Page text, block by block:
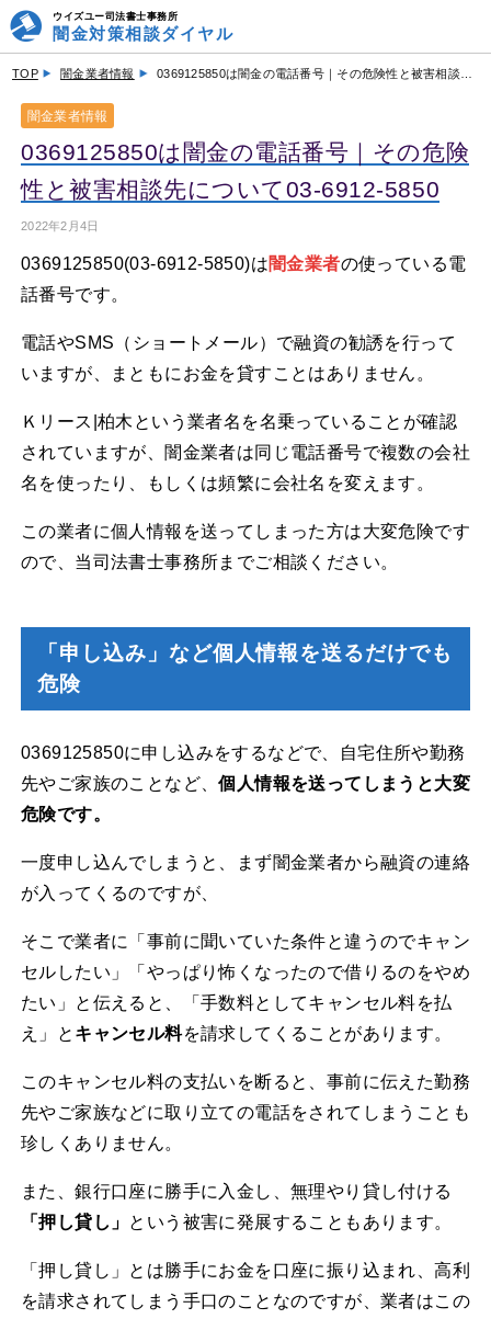
ウイズユー司法書士事務所
闇金対策相談ダイヤル
TOP 闇金業者情報 0369125850は闇金の電話番号｜その危険性と被害相談先について03-6912-5850
闇金業者情報
0369125850は闇金の電話番号｜その危険
性と被害相談先について03-6912-5850
2022年2月4日
0369125850(03-6912-5850)は闇金業者の使っている電
話番号です。
電話やSMS（ショートメール）で融資の勧誘を行って
いますが、まともにお金を貸すことはありません。
Ｋリース|柏木という業者名を名乗っていることが確認
されていますが、闇金業者は同じ電話番号で複数の会社
名を使ったり、もしくは頻繁に会社名を変えます。
この業者に個人情報を送ってしまった方は大変危険です
ので、当司法書士事務所までご相談ください。
「申し込み」など個人情報を送るだけでも
危険
0369125850に申し込みをするなどで、自宅住所や勤務
先やご家族のことなど、個人情報を送ってしまうと大変
危険です。
一度申し込んでしまうと、まず闇金業者から融資の連絡
が入ってくるのですが、
そこで業者に「事前に聞いていた条件と違うのでキャン
セルしたい」「やっぱり怖くなったので借りるのをやめ
たい」と伝えると、「手数料としてキャンセル料を払
え」と キャンセル料を請求してくることがあります。
このキャンセル料の支払いを断ると、事前に伝えた勤務
先やご家族などに取り立ての電話をされてしまうことも
珍しくありません。
また、銀行口座に勝手に入金し、無理やり貸し付ける
「押し貸し」 という被害に発展することもあります。
「押し貸し」とは勝手にお金を口座に振り込まれ、高利
を請求されてしまう手口のことなのですが、業者はこの